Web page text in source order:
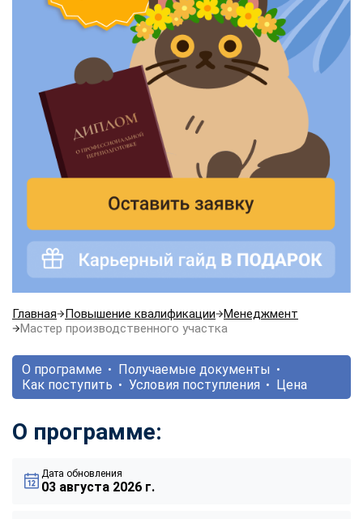
Главная Повышение квалификации
Менеджмент
Мастер производственного участка
О программе
Получаемые документы
Как поступить
Условия поступления Цена
О программе:
Дата обновления
03 августа 2026 г.